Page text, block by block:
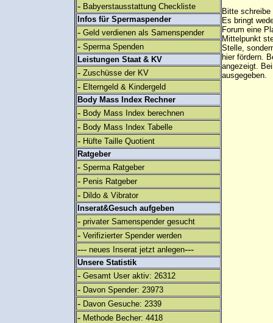
- Babyerstausstattung Checkliste
Infos für Spermaspender
- Geld verdienen als Samenspender
- Sperma Spenden
Leistungen Staat & KV
- Zuschüsse der KV
- Elterngeld & Kindergeld
Body Mass Index Rechner
- Body Mass Index berechnen
- Body Mass Index Tabelle
- Hüfte Taille Quotient
Ratgeber
- Sperma Ratgeber
- Penis Ratgeber
- Dildo & Vibrator
Inserat&Gesuch aufgeben
- privater Samenspender gesucht
- Verifizierter Spender werden
--- neues Inserat jetzt anlegen---
Unsere Statistik
- Gesamt User aktiv: 26312
- Davon Spender: 23973
- Davon Gesuche: 2339
- Methode Becher: 4418
Bitte
Es bringt
Forum eine
Mittelpunkt
Stelle,
hier fördern.
angezeigt.
ausgegeben.